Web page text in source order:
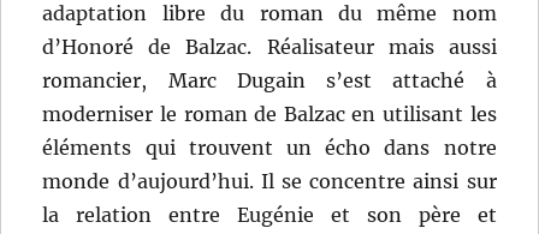
adaptation libre du roman du même nom
d’Honoré de Balzac. Réalisateur mais aussi
romancier, Marc Dugain s’est attaché à
moderniser le roman de Balzac en utilisant les
éléments qui trouvent un écho dans notre
monde d’aujourd’hui. Il se concentre ainsi sur
la relation entre Eugénie et son père et